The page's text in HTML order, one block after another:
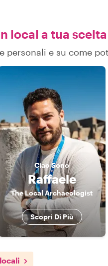
local a tua scelta
personali e su come
CiaoSono
Raffaele
The Local Archaeologist
Scopri Di Più